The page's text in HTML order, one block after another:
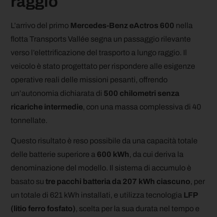
L’arrivo del primo Mercedes-Benz eActros 600 nella
flotta Transports Vallée segna un passaggio rilevante
verso l’elettrificazione del trasporto a lungo raggio. Il
veicolo è stato progettato per rispondere alle esigenze
operative reali delle missioni pesanti, offrendo
un’autonomia dichiarata di 500 chilometri senza
ricariche intermedie, con una massa complessiva di 40
tonnellate.
Questo risultato è reso possibile da una capacità totale
delle batterie superiore a 600 kWh, da cui deriva la
denominazione del modello. Il sistema di accumulo è
basato sutre pacchi batteria da 207 kWh ciascuno, per
un totale di 621 kWh installati, e utilizza tecnologia LFP
(litio ferro fosfato), scelta per la sua durata nel tempo e